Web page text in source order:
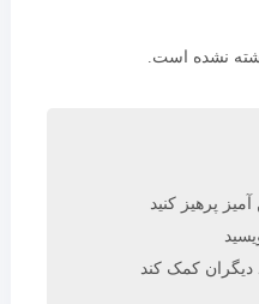
نشده است.
پرهیز کنید
دیگران کمک کند